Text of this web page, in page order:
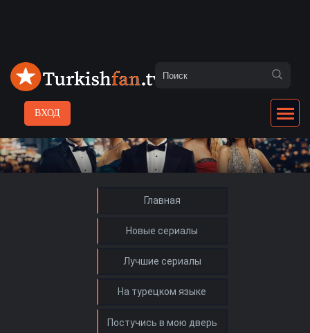
ВХОД
Главная
Новые сериалы
Лучшие сериалы
На турецком языке